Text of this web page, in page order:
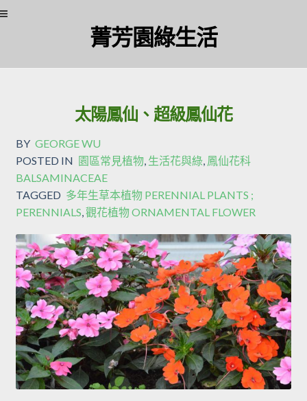
菁芳園綠生活
太陽鳳仙、超級鳳仙花
BY GEORGE WU
POSTED IN 園區常見植物, 生活花與綠, 鳳仙花科
BALSAMINACEAE
TAGGED 多年生草本植物 PERENNIAL PLANTS ;
PERENNIALS,觀花植物 ORNAMENTAL FLOWER